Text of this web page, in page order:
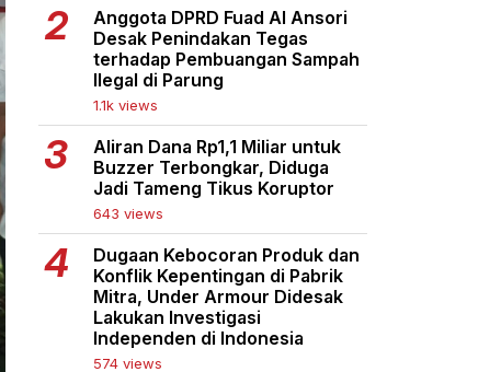
Anggota DPRD Fuad Al Ansori
Desak Penindakan Tegas
terhadap Pembuangan Sampah
Ilegal di Parung
1.1k views
Aliran Dana Rp1,1 Miliar untuk
Buzzer Terbongkar, Diduga
Jadi Tameng Tikus Koruptor
643 views
Dugaan Kebocoran Produk dan
Konflik Kepentingan di Pabrik
Mitra, Under Armour Didesak
Lakukan Investigasi
Independen di Indonesia
574 views